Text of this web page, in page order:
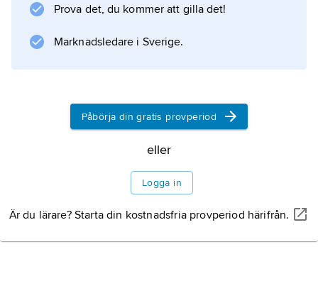
parlamentet. Jämför
och
Prova det, du kommer att gilla det!
Marknadsledare i Sverige.
Påbörja din gratis provperiod
eller
Logga in
Är du lärare? Starta din kostnadsfria provperiod härifrån.